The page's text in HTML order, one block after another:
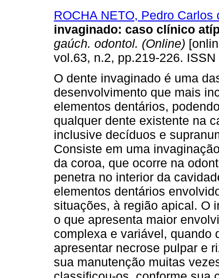
ROCHA NETO, Pedro Carlos
invaginado: caso clínico
gaúch. odontol. (Online)
vol.63, n.2, pp.219-226.
O dente invaginado é uma
desenvolvimento que mais
elementos dentários,
qualquer dente existente na
inclusive decíduos e
Consiste em uma
da coroa, que ocorre na
penetra no interior da
elementos dentários
situações, à região apical. O
o que apresenta maior
complexa e variável, quando
apresentar necrose pulpar e
sua manutenção muitas